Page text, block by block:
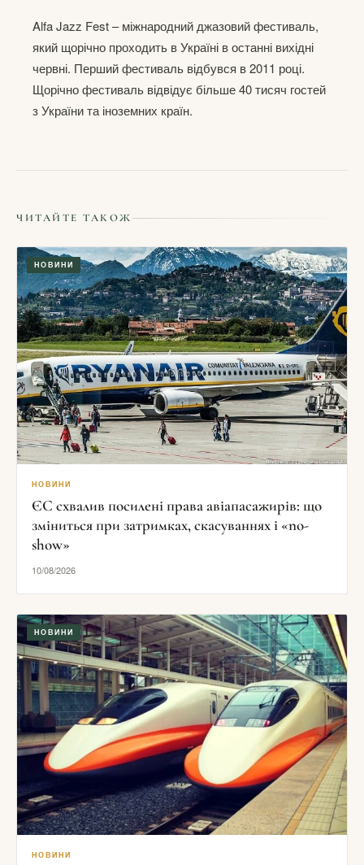
Alfa Jazz Fest – міжнародний джазовий фестиваль,
який щорічно проходить в Україні в останні вихідні
червні. Перший фестиваль відбувся в 2011 році.
Щорічно фестиваль відвідує більше 40 тисяч гостей
з України та іноземних країн.
ЧИТАЙТЕ ТАКОЖ
НОВИНИ
НОВИНИ
ЄС схвалив посилені права авіапасажирів: що
зміниться при затримках, скасуваннях і «no-
show»
10/08/2026
НОВИНИ
НОВИНИ